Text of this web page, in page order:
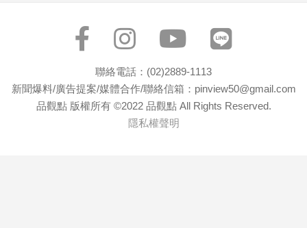
聯絡電話：(02)2889-1113
新聞爆料/廣告提案/媒體合作/聯絡信箱：pinview50@gmail.com
品觀點 版權所有 ©2022 品觀點 All Rights Reserved.
隱私權聲明